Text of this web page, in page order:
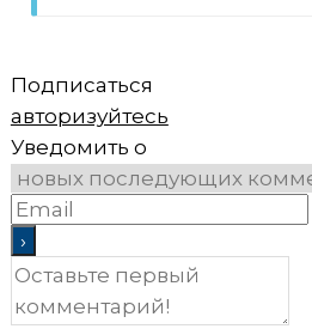
Подписаться
авторизуйтесь
Уведомить о